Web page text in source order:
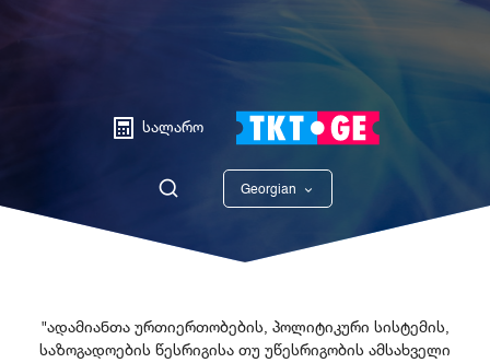
სალარო
Georgian
"ადამიანთა ურთიერთობების, პოლიტიკური სისტემის,
საზოგადოების წესრიგისა თუ უწესრიგობის ამსახველი